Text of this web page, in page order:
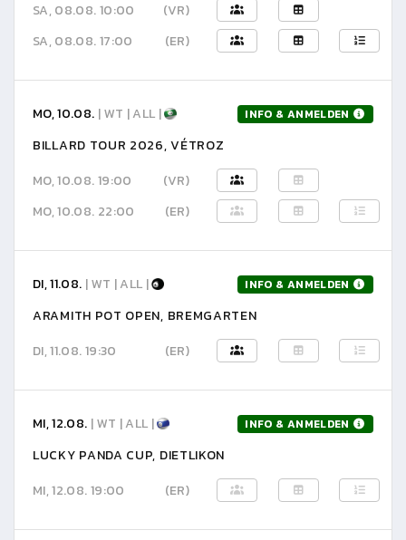
SA, 08.08. 10:00
(VR)
SA, 08.08. 17:00
(ER)
MO, 10.08. | WT | ALL | INFO & ANMELDEN
BILLARD TOUR 2026, VÉTROZ
MO, 10.08. 19:00
(VR)
MO, 10.08. 22:00
(ER)
DI, 11.08. | WT | ALL | INFO & ANMELDEN
ARAMITH POT OPEN, BREMGARTEN
DI, 11.08. 19:30
(ER)
MI, 12.08. | WT | ALL | INFO & ANMELDEN
LUCKY PANDA CUP, DIETLIKON
MI, 12.08. 19:00
(ER)